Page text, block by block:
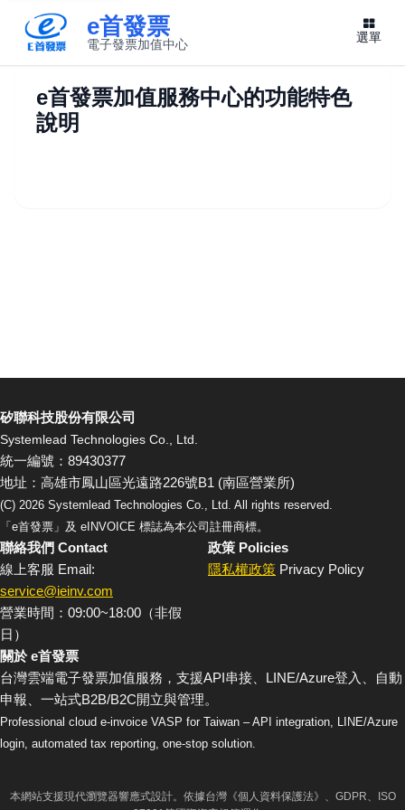
e首發票
電子發票加值中心 選單
e首發票加值服務中心的功能特色
說明
矽聯科技股份有限公司
Systemlead Technologies Co., Ltd.
統一編號：89430377
地址：高雄市鳳山區光遠路226號B1 (南區營業所)
(C) 2026 Systemlead Technologies Co., Ltd. All rights reserved.
「e首發票」及 eINVOICE 標誌為本公司註冊商標。
聯絡我們 Contact
線上客服 Email:
service@ieinv.com
營業時間：09:00~18:00（非假
日）
政策 Policies
隱私權政策 Privacy Policy
關於 e首發票
台灣雲端電子發票加值服務，支援API串接、LINE/Azure登入、自動
申報、一站式B2B/B2C開立與管理。
Professional cloud e-invoice VASP for Taiwan – API integration, LINE/Azure
login, automated tax reporting, one-stop solution.
本網站支援現代瀏覽器響應式設計。依據台灣《個人資料保護法》、GDPR、ISO